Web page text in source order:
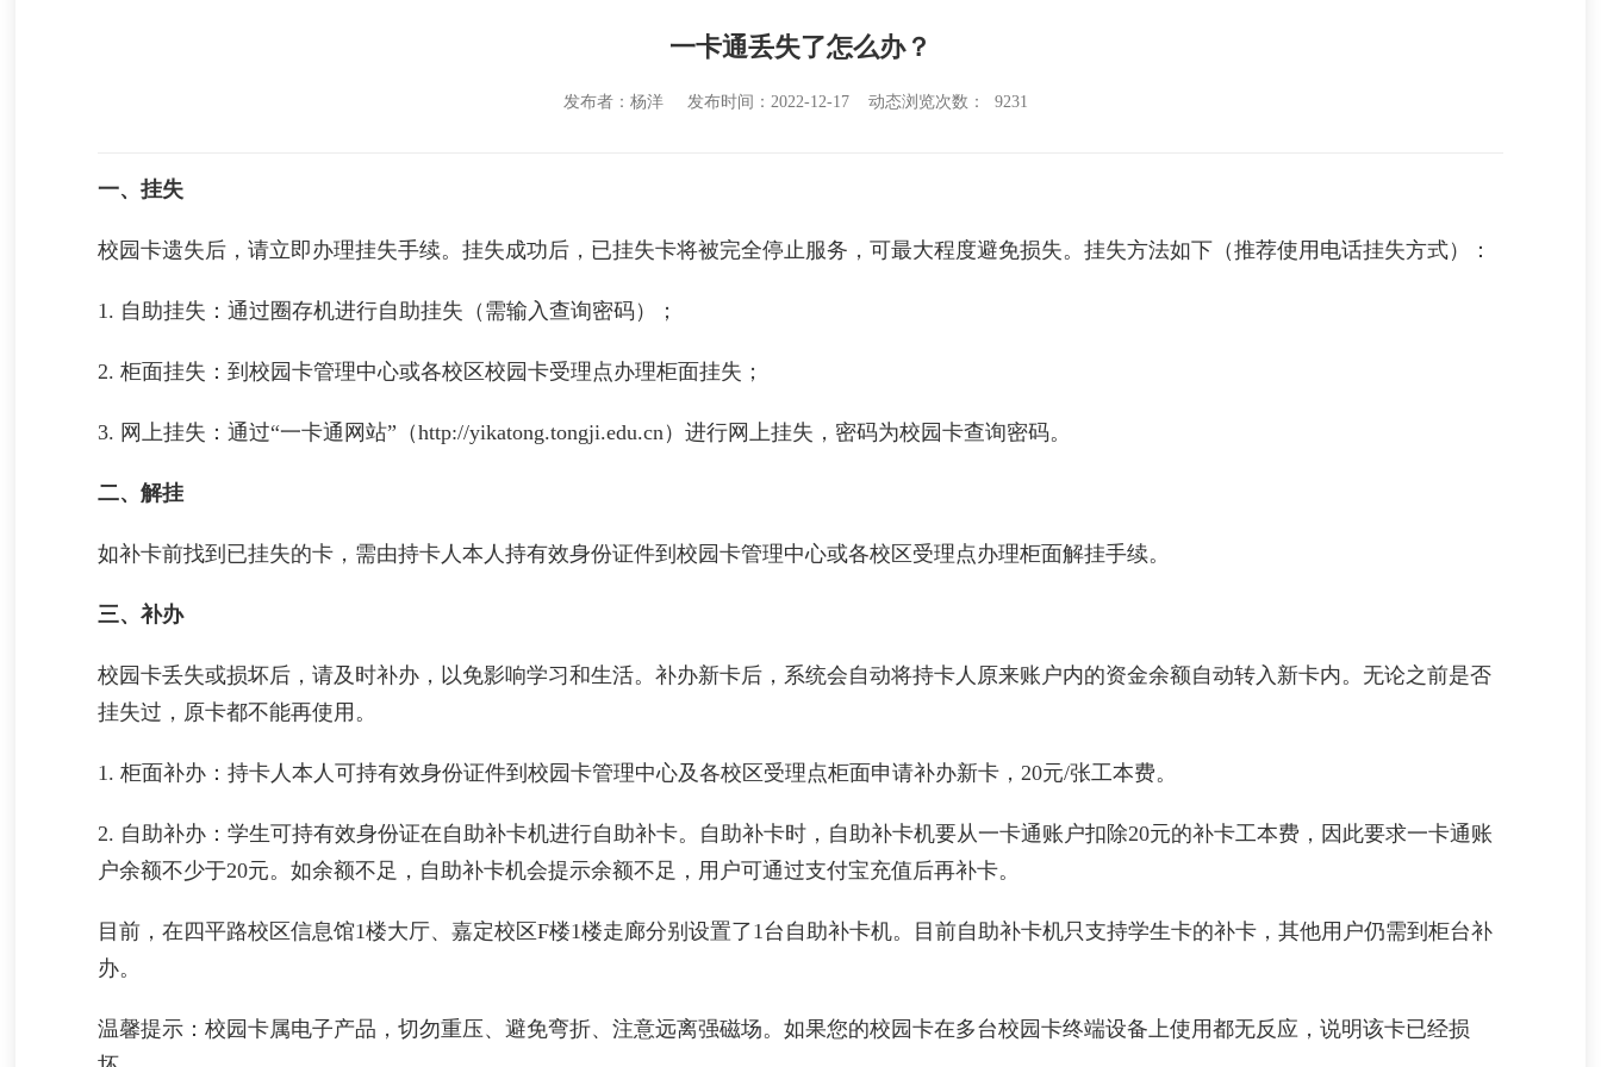
一卡通丢失了怎么办？
发布者：杨洋 发布时间：2022-12-17 动态浏览次数： 9231
一、挂失
校园卡遗失后，请立即办理挂失手续。挂失成功后，已挂失卡将被完全停止服务，可最大程度避免损失。挂失方法如下（推荐使用电话挂失方式）：
1. 自助挂失：通过圈存机进行自助挂失（需输入查询密码）；
2. 柜面挂失：到校园卡管理中心或各校区校园卡受理点办理柜面挂失；
3. 网上挂失：通过“一卡通网站”（http://yikatong.tongji.edu.cn）进行网上挂失，密码为校园卡查询密码。
二、解挂
如补卡前找到已挂失的卡，需由持卡人本人持有效身份证件到校园卡管理中心或各校区受理点办理柜面解挂手续。
三、补办
校园卡丢失或损坏后，请及时补办，以免影响学习和生活。补办新卡后，系统会自动将持卡人原来账户内的资金余额自动转入新卡内。无论之前是否
挂失过，原卡都不能再使用。
1. 柜面补办：持卡人本人可持有效身份证件到校园卡管理中心及各校区受理点柜面申请补办新卡，20元/张工本费。
2. 自助补办：学生可持有效身份证在自助补卡机进行自助补卡。自助补卡时，自助补卡机要从一卡通账户扣除20元的补卡工本费，因此要求一卡通账
户余额不少于20元。如余额不足，自助补卡机会提示余额不足，用户可通过支付宝充值后再补卡。
目前，在四平路校区信息馆1楼大厅、嘉定校区F楼1楼走廊分别设置了1台自助补卡机。目前自助补卡机只支持学生卡的补卡，其他用户仍需到柜台补
办。
温馨提示：校园卡属电子产品，切勿重压、避免弯折、注意远离强磁场。如果您的校园卡在多台校园卡终端设备上使用都无反应，说明该卡已经损